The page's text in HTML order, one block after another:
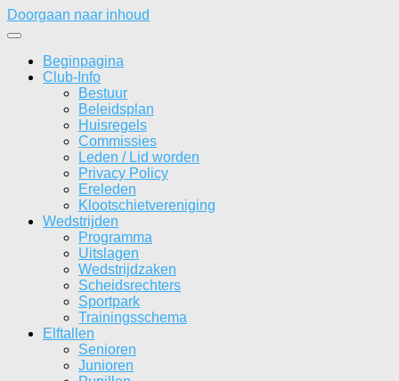
Doorgaan naar inhoud
Beginpagina
Club-Info
Bestuur
Beleidsplan
Huisregels
Commissies
Leden / Lid worden
Privacy Policy
Ereleden
Klootschietvereniging
Wedstrijden
Programma
Uitslagen
Wedstrijdzaken
Scheidsrechters
Sportpark
Trainingsschema
Elftallen
Senioren
Junioren